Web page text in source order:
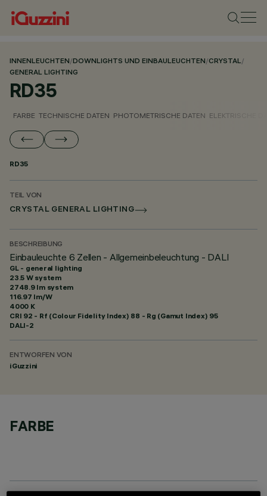
INNENLEUCHTEN/DOWNLIGHTS UND EINBAULEUCHTEN/CRYSTAL/
GENERAL LIGHTING
RD35
FARBE TECHNISCHE DATEN PHOTOMETRISCHE DATEN ELEKTRISCHE
RD35
TEIL VON
CRYSTAL GENERAL LIGHTING
BESCHREIBUNG
Einbauleuchte 6 Zellen - Allgemeinbeleuchtung - DALI
GL - general lighting
23.5 W system
2748.9 lm system
116.97 lm/W
4000 K
CRI 92 - Rf (Colour Fidelity Index) 88 - Rg (Gamut Index) 95
DALI-2
ENTWORFEN VON
iGuzzini
FARBE